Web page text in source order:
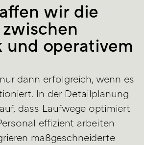
wir die
und operativem
dann erfolgreich, wenn es
In der Detailplanung
dass Laufwege optimiert
effizient arbeiten
maßgeschneiderte